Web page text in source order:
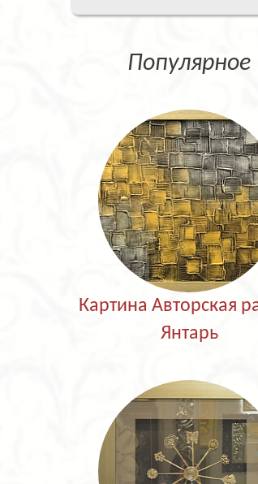
Популярное
Картина Авторская
Янтарь